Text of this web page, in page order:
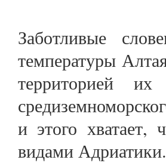
Заботливые
температуры
территорией
и этого хватает,
видами Адриатики.